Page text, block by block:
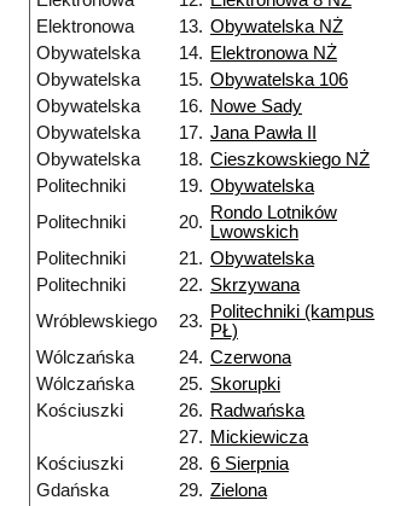
Elektronowa
13. Obywatelska NŻ
Obywatelska
14. Elektronowa NŻ
Obywatelska
15. Obywatelska 106
Obywatelska
16. Nowe Sady
Obywatelska
17. Jana Pawła II
Obywatelska
18. Cieszkowskiego NŻ
Politechniki
19. Obywatelska
Politechniki
20. Rondo Lotników
Lwowskich
Politechniki 21. Obywatelska
Politechniki
22. Skrzywana
Wróblewskiego
23. Politechniki (kampus
PŁ)
Wólczańska 24. Czerwona
Wólczańska
25. Skorupki
Kościuszki
26. Radwańska
27. Mickiewicza
Kościuszki
28. 6 Sierpnia
Gdańska
29. Zielona